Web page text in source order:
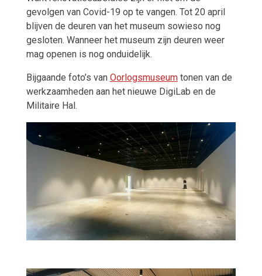
gevolgen van Covid-19 op te vangen. Tot 20 april
blijven de deuren van het museum sowieso nog
gesloten. Wanneer het museum zijn deuren weer
mag openen is nog onduidelijk.
Bijgaande foto’s van Oorlogsmuseumtonen van de
werkzaamheden aan het nieuwe DigiLab en de
Militaire Hal.